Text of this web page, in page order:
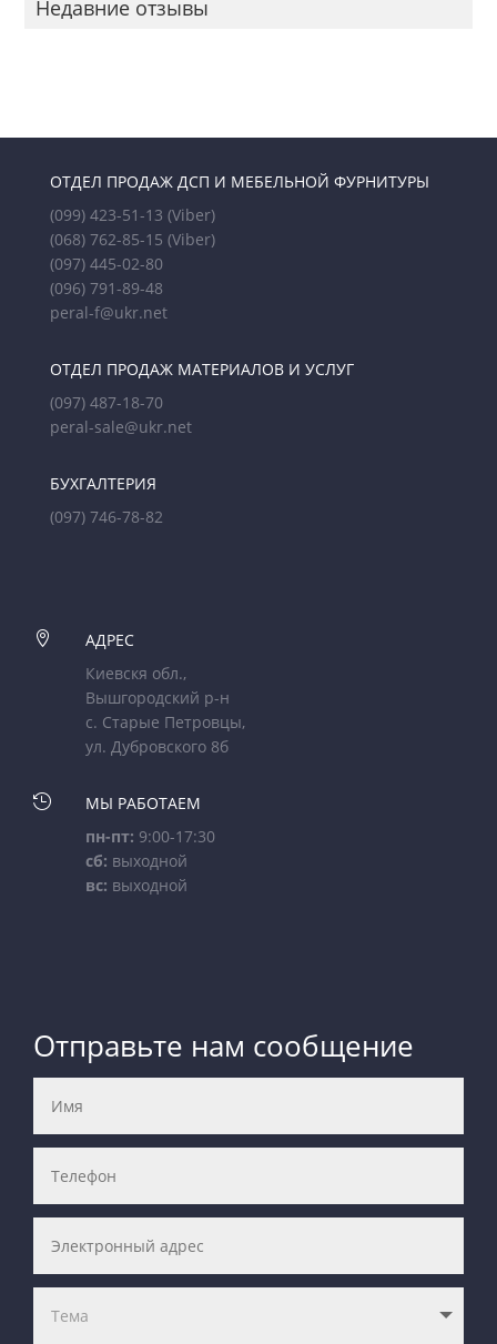
Недавние отзывы
ОТДЕЛ ПРОДАЖ ДСП И МЕБЕЛЬНОЙ ФУРНИТУРЫ
(099) 423-51-13 (Viber)
(068) 762-85-15 (Viber)
(097) 445-02-80
(096) 791-89-48
peral-f@ukr.net
ОТДЕЛ ПРОДАЖ МАТЕРИАЛОВ И УСЛУГ
(097) 487-18-70
peral-sale@ukr.net
БУХГАЛТЕРИЯ
(097) 746-78-82

АДРЕС
Киевскя обл.,
Вышгородский р-н
с. Старые Петровцы,
ул. Дубровского 8б

МЫ РАБОТАЕМ
пн-пт: 9:00-17:30
сб: выходной
вс: выходной
Отправьте нам сообщение